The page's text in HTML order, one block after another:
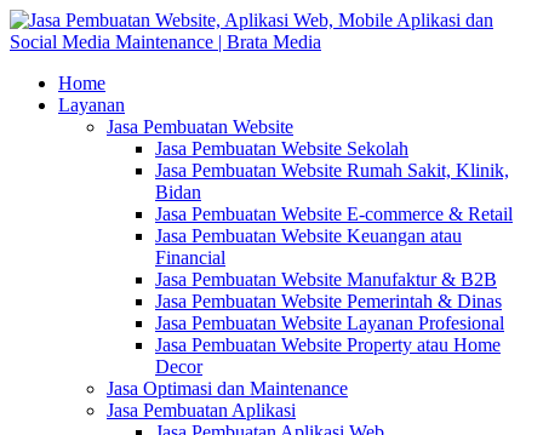
Home
Layanan
Jasa Pembuatan Website
Jasa Pembuatan Website Sekolah
Jasa Pembuatan Website Rumah Sakit, Klinik,
Bidan
Jasa Pembuatan Website E-commerce & Retail
Jasa Pembuatan Website Keuangan atau
Financial
Jasa Pembuatan Website Manufaktur & B2B
Jasa Pembuatan Website Pemerintah & Dinas
Jasa Pembuatan Website Layanan Profesional
Jasa Pembuatan Website Property atau Home
Decor
Jasa Optimasi dan Maintenance
Jasa Pembuatan Aplikasi